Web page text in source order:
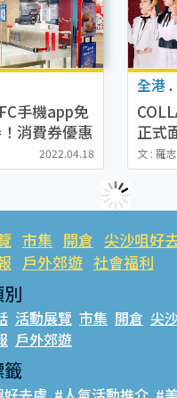
手機app免
消費券優惠
2022.04.18
全港 .
正式
唱洗
文 : 羅
市集 開倉 尖沙咀好
戶外郊遊 社會福利
活動展覽 市集 開倉 尖
戶外郊遊